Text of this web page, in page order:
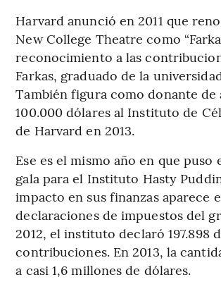
Harvard anunció en 2011 que
New College Theatre como
reconocimiento a las
Farkas, graduado de la
También figura como donante de
100.000 dólares al Instituto de
de Harvard en 2013.
Ese es el mismo año en que puso
gala para el Instituto Hasty
impacto en sus finanzas aparece
declaraciones de impuestos del
2012, el instituto declaró 197.898
contribuciones. En 2013, la
a casi 1,6 millones de dólares.